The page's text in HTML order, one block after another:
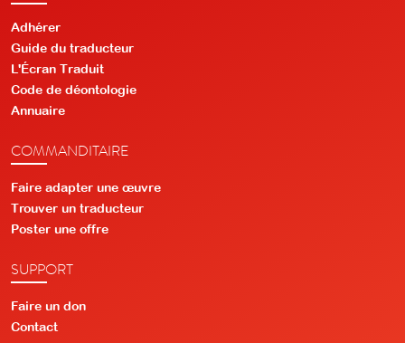
Adhérer
Guide du traducteur
L'Écran Traduit
Code de déontologie
Annuaire
COMMANDITAIRE
Faire adapter une œuvre
Trouver un traducteur
Poster une offre
SUPPORT
Faire un don
Contact